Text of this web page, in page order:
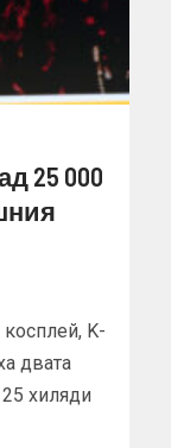
25 000
K-
двата
хиляди